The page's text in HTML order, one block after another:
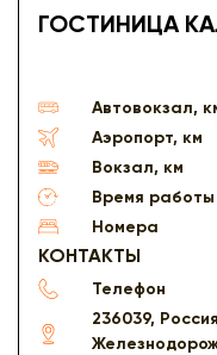
ГОСТИНИЦА
Автовокзал,
Аэропорт, км
Вокзал, км
Время работы
Номера
КОНТАКТЫ
Телефон
236039,